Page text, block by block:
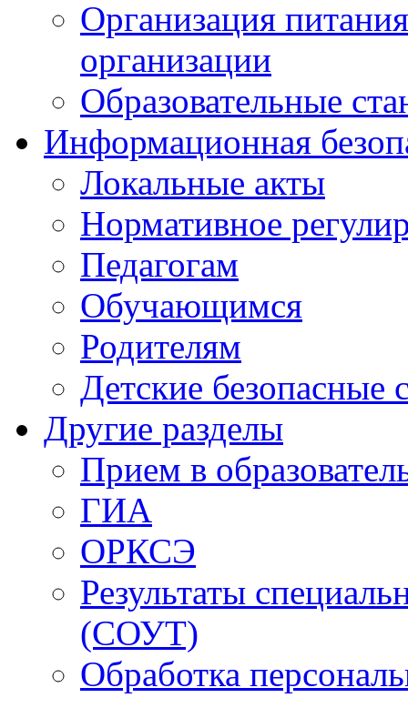
Организация
организации
Образовательные
Информационная
Локальные акты
Нормативное
Педагогам
Обучающимся
Родителям
Детские безопасные
Другие разделы
Прием в
ГИА
ОРКСЭ
Результаты
(СОУТ)
Обработка